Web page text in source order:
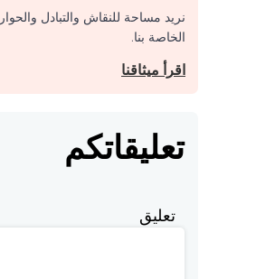
نريد مساحة للنقاش والتبادل
الخاصة بنا.
اقرأ ميثاقنا
تعليقاتكم
تعليق